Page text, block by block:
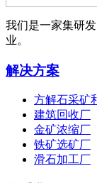
我们是一家集研
业。
解决方案
方解石采矿
建筑回收厂
金矿浓缩厂
铁矿选矿厂
滑石加工厂